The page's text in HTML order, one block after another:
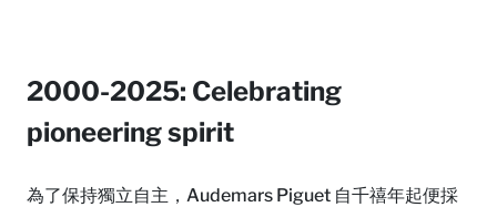
2000-2025: Celebrating
pioneering spirit
為了保持獨立自主，Audemars Piguet 自千禧年起便採